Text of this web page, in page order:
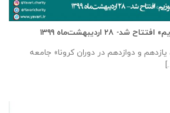
۲۸ اردیبهشت‌ماه ۱۳۹۹
و دوازدهم در دوران کرونا» جامعه